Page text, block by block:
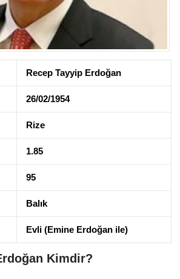
Recep Tayyip Erdoğan
26/02/1954
Rize
1.85
95
Balık
Evli (Emine Erdoğan ile)
Kimdir?